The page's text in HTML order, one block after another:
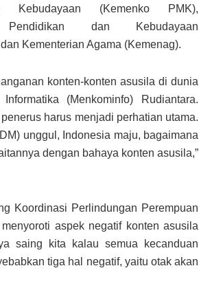
Kebudayaan (Kemenko PMK),
Pendidikan dan Kebudayaan
Kementerian Agama (Kemenag).
konten-konten asusila di dunia
(Menkominfo) Rudiantara.
harus menjadi perhatian utama.
unggul, Indonesia maju, bagaimana
dengan bahaya konten asusila,”
Koordinasi Perlindungan Perempuan
aspek negatif konten asusila
saing kita kalau semua kecanduan
tiga hal negatif, yaitu otak akan